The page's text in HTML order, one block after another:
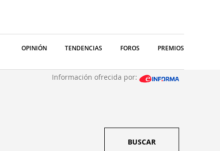
OPINIÓN TENDENCIAS FOROS PREMIOS
Información ofrecida por:
BUSCAR